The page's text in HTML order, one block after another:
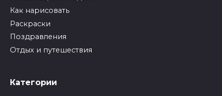
Как нарисовать
Раскраски
Поздравления
Отдых и путешествия
Категории